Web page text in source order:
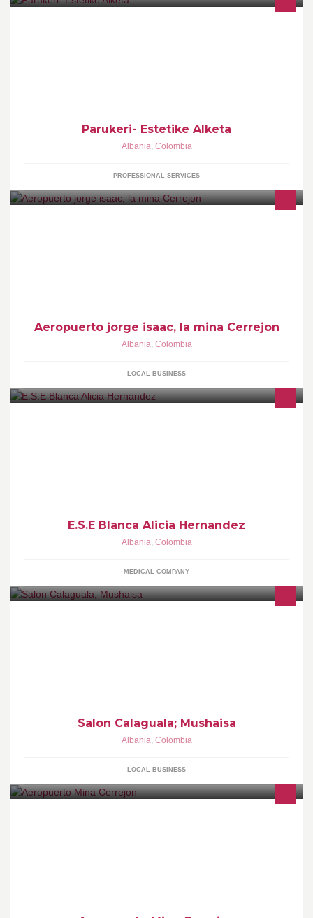
Parukeri- Estetike Alketa
Albania, Colombia
PROFESSIONAL SERVICES
Aeropuerto jorge isaac, la mina Cerrejon
Albania, Colombia
LOCAL BUSINESS
E.S.E Blanca Alicia Hernandez
Albania, Colombia
MEDICAL COMPANY
Salon Calaguala; Mushaisa
Albania, Colombia
LOCAL BUSINESS